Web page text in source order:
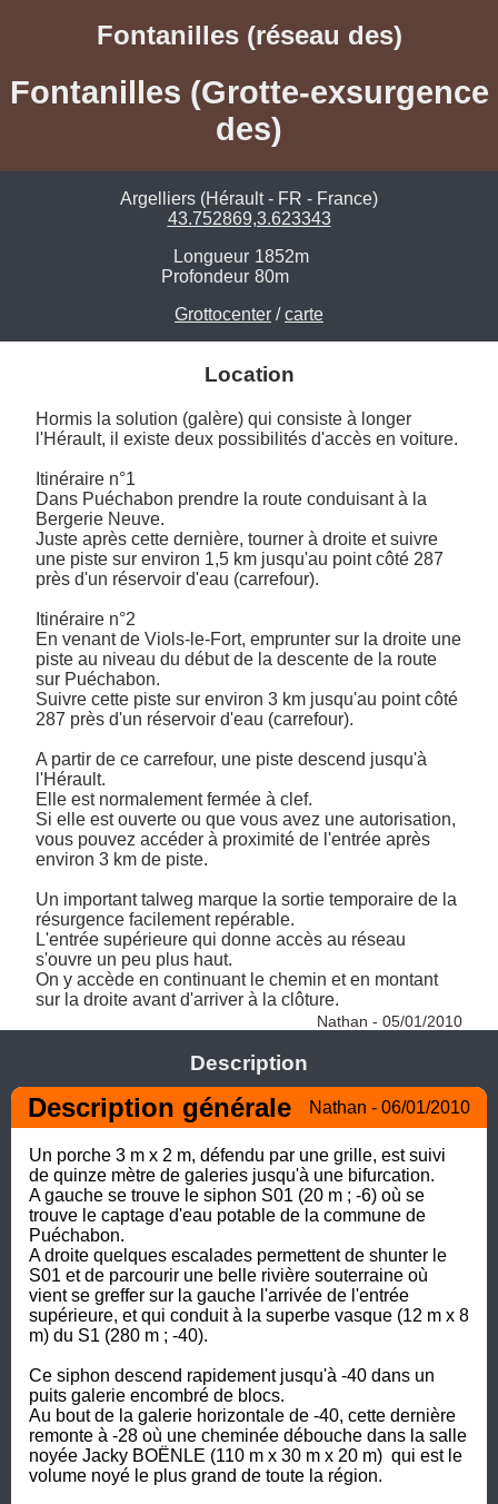
Fontanilles (réseau des)
Fontanilles (Grotte-exsurgence
des)
Argelliers (Hérault - FR - France)
43.752869,3.623343
Longueur 1852m
Profondeur 80m
Grottocenter /carte
Location
Hormis la solution (galère) qui consiste à longer
l'Hérault, il existe deux possibilités d'accès en voiture.
Itinéraire n°1
Dans Puéchabon prendre la route conduisant à la
Bergerie Neuve.
Juste après cette dernière, tourner à droite et suivre
une piste sur environ 1,5 km jusqu'au point côté 287
près d'un réservoir d'eau (carrefour).
Itinéraire n°2
En venant de Viols-le-Fort, emprunter sur la droite une
piste au niveau du début de la descente de la route
sur Puéchabon.
Suivre cette piste sur environ 3 km jusqu'au point côté
287 près d'un réservoir d'eau (carrefour).
A partir de ce carrefour, une piste descend jusqu'à
l'Hérault.
Elle est normalement fermée à clef.
Si elle est ouverte ou que vous avez une autorisation,
vous pouvez accéder à proximité de l'entrée après
environ 3 km de piste.
Un important talweg marque la sortie temporaire de la
résurgence facilement repérable.
L'entrée supérieure qui donne accès au réseau
s'ouvre un peu plus haut.
On y accède en continuant le chemin et en montant
sur la droite avant d'arriver à la clôture.
Nathan - 05/01/2010
Description
Description générale Nathan - 06/01/2010
Un porche 3 m x 2 m, défendu par une grille, est suivi
de quinze mètre de galeries jusqu'à une bifurcation.
A gauche se trouve le siphon S01 (20 m ; -6) où se
trouve le captage d'eau potable de la commune de
Puéchabon.
A droite quelques escalades permettent de shunter le
S01 et de parcourir une belle rivière souterraine où
vient se greffer sur la gauche l'arrivée de l'entrée
supérieure, et qui conduit à la superbe vasque (12 m x 8
m) du S1 (280 m ; -40).
Ce siphon descend rapidement jusqu'à -40 dans un
puits galerie encombré de blocs.
Au bout de la galerie horizontale de -40, cette dernière
remonte à -28 où une cheminée débouche dans la salle
noyée Jacky BOËNLE (110 m x 30 m x 20 m)  qui est le
volume noyé le plus grand de toute la région.